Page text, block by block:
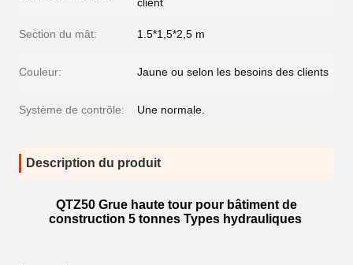
Section du mât: 1.5*1,5*2,5 m
Couleur: Jaune ou selon les besoins des clients
Système de contrôle: Une normale.
Description du produit
QTZ50 Grue haute tour pour bâtiment de
construction 5 tonnes Types hydrauliques